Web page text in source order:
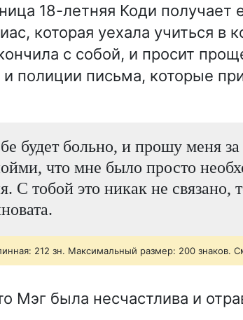
18-летняя Коди получает
которая уехала учиться в
с собой, и просит
полиции письма, которые
будет больно, и прошу меня за
что мне было просто
С тобой это никак не связано,
212 зн. Максимальный размер: 200 знаков.
Мэг была несчастлива и